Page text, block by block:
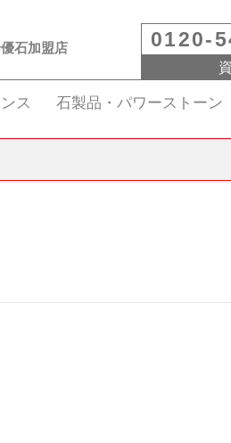
石加盟店 0120-
ス 石製品・パワーストーン